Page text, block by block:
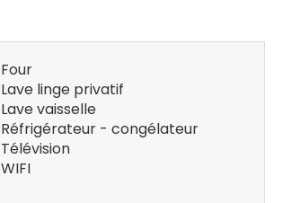
Four
Lave linge privatif
Lave vaisselle
Réfrigérateur - congélateur
Télévision
WIFI